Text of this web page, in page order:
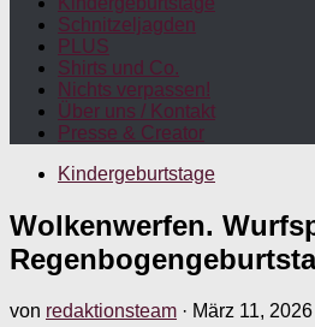
Schnitzeljagden
PLUS
Shirts und Co.
Nichts verpassen!
Über uns / Kontakt
Presse & Creator
Kindergeburtstage
Wolkenwerfen.
von redaktionsteam · März 11, 2026